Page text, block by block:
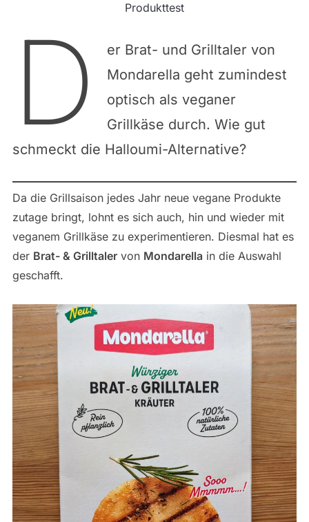
Produkttest
D
er Brat- und Grilltaler von
Mondarella geht zumindest
optisch als veganer
Grillkäse durch. Wie gut
schmeckt die Halloumi-Alternative?
Da die Grillsaison jedes Jahr neue vegane Produkte
zutage bringt, lohnt es sich auch, hin und wieder mit
veganem Grillkäse zu experimentieren. Diesmal hat es
der Brat- & Grilltalervon Mondarella in die Auswahl
geschafft.